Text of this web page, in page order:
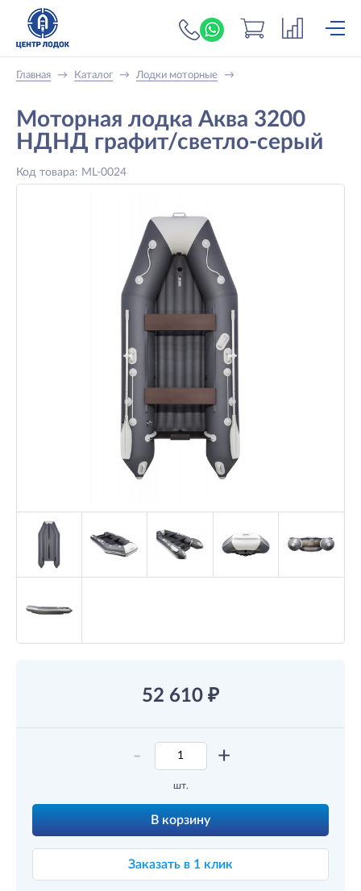
+7 (919) 698-56-
Главная → Каталог → Лодки моторные →
Моторная лодка Аква 3200
НДНД графит/светло-серый
Код товара: ML-0024
52 610 ₽
- +
шт.
В корзину
Заказать в 1 клик